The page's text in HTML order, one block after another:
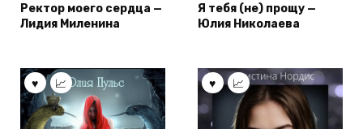
Ректор моего сердца —
Лидия Миленина
Я тебя (не) прощу —
Юлия Николаева